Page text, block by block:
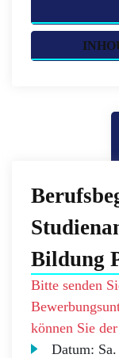
Bildung
Bitte senden
können Sie
Datum: Sa.